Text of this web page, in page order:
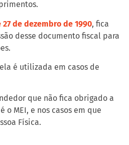
27 de dezembro de 1990, fica
desse documento fiscal para
é utilizada em casos de
que não fica obrigado a
MEI, e nos casos em que
Física.